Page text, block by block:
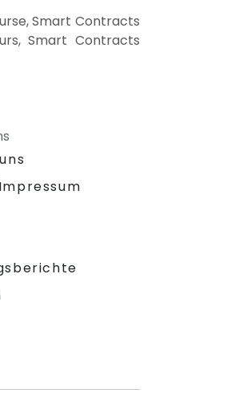
Smart Contracts
Smart Contracts